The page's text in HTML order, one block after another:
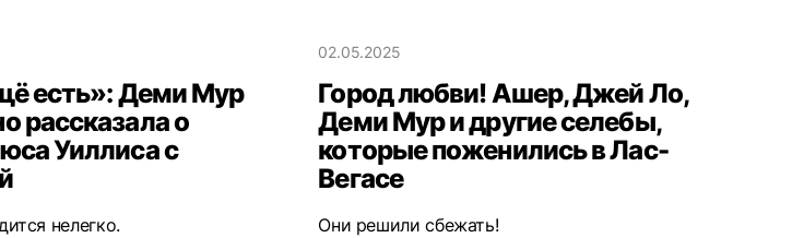
есть»: Деми Мур
рассказала о
Уиллиса с
нелегко.
02.05.2025
Город любви! Ашер, Джей Ло,
Деми Мур и другие селебы,
которые поженились в Лас-
Вегасе
Они решили сбежать!